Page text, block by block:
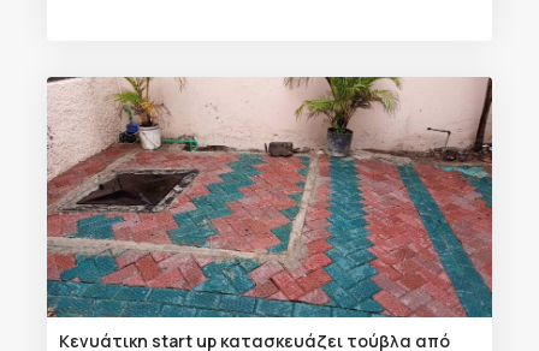
Κενυάτικη start up κατασκευάζει τούβλα από